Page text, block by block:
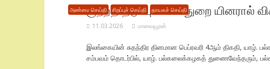
அண்மை செய்தி சிறப்புச் செய்தி தாயகச் செய்தி
குற்றத் தடுப்பு காவல்துறை யினரால்
11.03.2026 மாவையூரன்
இலங்கையின் சுதந்திர தினமான பெப்ரவரி 4ஆம் திகதி, யாழ்.
சம்பவம் தொடர்பில், யாழ். பல்கலைக்கழகத் துணைவேந்தரும்,